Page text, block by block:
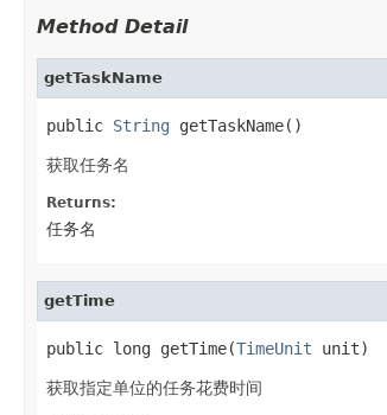
Method Detail
getTaskName
public String getTaskName()
获取任务名
Returns:
任务名
getTime
public long getTime(TimeUnit unit)
获取指定单位的任务花费时间